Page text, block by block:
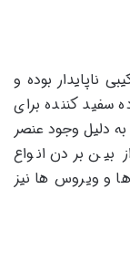
ناپایدار بوده و
سفید کننده برای
دلیل وجود عنصر
بین بردن انواع
و ویروس ها نیز